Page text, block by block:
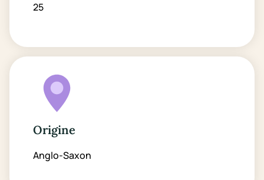
25
Origine
Anglo-Saxon